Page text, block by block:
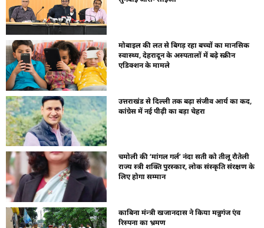
मोबाइल की लत से बिगड़ रहा बच्चों का मानसिक
स्वास्थ्य, देहरादून के अस्पतालों में बढ़े स्क्रीन
एडिक्शन के मामले
उत्तराखंड से दिल्ली तक बढ़ा संजीव आर्य का कद,
कांग्रेस में नई पीढ़ी का बड़ा चेहरा
चमोली की ‘मांगल गर्ल’ नंदा सती को तीलू रौतेली
राज्य स्त्री शक्ति पुरस्कार, लोक संस्कृति संरक्षण के
लिए होगा सम्मान
काबिना मंन्त्री खजानदास ने किया मन्नुगंज एंव
रिस्पना का भ्रमण